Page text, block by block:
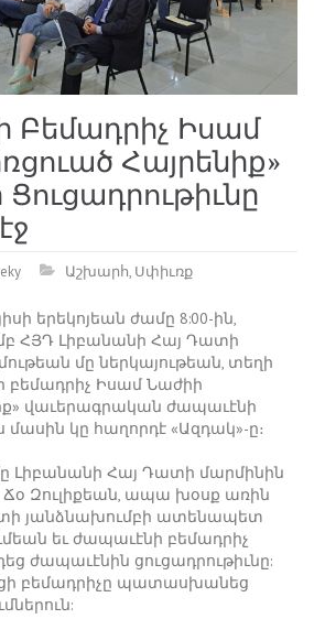
Իսամ
Հայրենիք»
Աշխարհ, Սփիւռք
երեկոյեան ժամը 8:00-ին,
ՀՅԴ Լիբանանի Հայ Դատի
մը ներկայութեան, տեղի
բեմադրիչ Իսամ Նաժիի
վաւերագրական ժապաւէնի
մասին կը հաղորդէ «Ազդակ»-ը։
Լիբանանի Հայ Դատի մարմինին
Զուլիքեան, ապա խօսք առին
յանձնախումբի ատենապետ
եւ ժապաւէնի բեմադրիչ
ժապաւէնին ցուցադրութիւնը:
բեմադրիչը պատասխանեց